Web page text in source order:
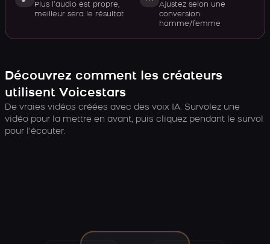
Plus l’audio est propre,
meilleur sera le résultat
Ajustez selon une
conversion
homme/femme
Découvrez comment les créateurs
utilisent Voicestars
De vraies vidéos créées avec des voix IA. Survolez une
vidéo pour la mettre en avant, puis cliquez pendant le survol
pour l’écouter.